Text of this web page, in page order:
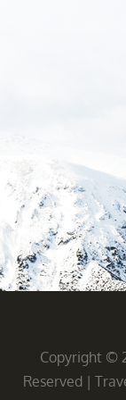
Copyright ©
Reserved |